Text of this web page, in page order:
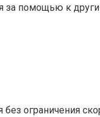
за помощью к
ограничения